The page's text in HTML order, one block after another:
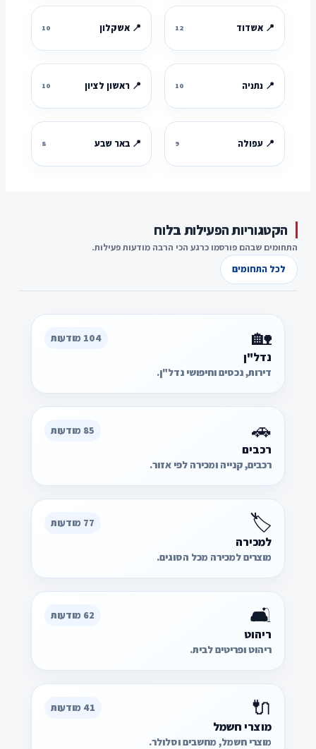
📍 אשדוד 12 📍 אשקלון 10
📍 נתניה 10 📍 ראשון לציון 10
📍 עפולה 9 📍 באר שבע 8
הקטגוריות הפעילות בלוח
התחומים שבהם פורסמו כרגע הכי הרבה מודעות פעילות.
לכל התחומים
🏡 104 מודעות
נדל"ן
דירות, נכסים וחיפושי נדל"ן.
🚗 85 מודעות
רכבים
רכבים, קנייה ומכירה לפי אזור.
🏷️ 77 מודעות
למכירה
מוצרים למכירה מכל הסוגים.
🛋️ 62 מודעות
ריהוט
ריהוט ופריטים לבית.
🔌 41 מודעות
מוצרי חשמל
מוצרי חשמל, מחשבים וסלולר.